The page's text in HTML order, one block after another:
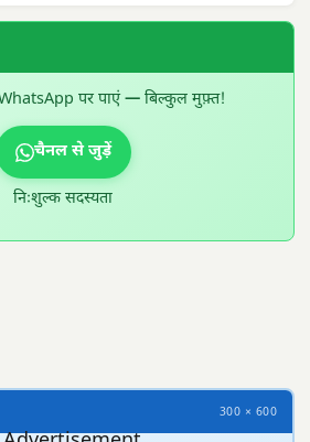
पर पाएं — बिल्कुल मुफ़्त!
चैनल से जुड़ें
निःशुल्क सदस्यता
300 × 600